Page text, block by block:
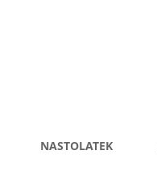
NASTOLATEK